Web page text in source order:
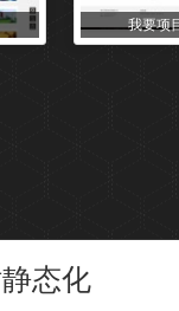
我要项
态化